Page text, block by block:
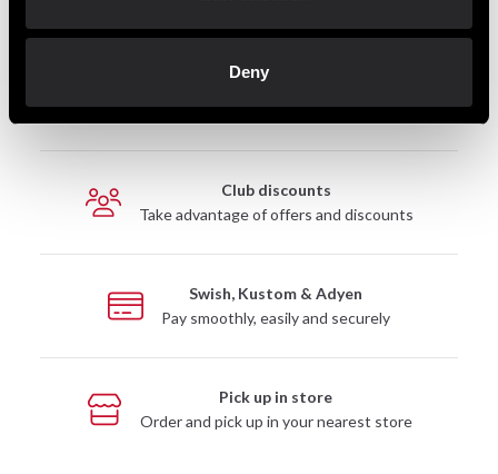
Deny
Fast delivery
Fast delivery to agents near you
Club discounts
Take advantage of offers and discounts
Swish, Kustom & Adyen
Pay smoothly, easily and securely
Pick up in store
Order and pick up in your nearest store